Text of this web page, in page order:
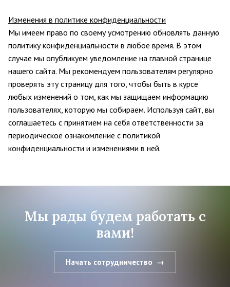
Изменения в политике конфиденциальности
Мы имеем право по своему усмотрению обновлять данную
политику конфиденциальности в любое время. В этом
случае мы опубликуем уведомление на главной странице
нашего сайта. Мы рекомендуем пользователям регулярно
проверять эту страницу для того, чтобы быть в курсе
любых изменений о том, как мы защищаем информацию
пользователях, которую мы собираем. Используя сайт, вы
соглашаетесь с принятием на себя ответственности за
периодическое ознакомление с политикой
конфиденциальности и изменениями в ней.
Мы рады будем работать с
вами!
Начать сотрудничество